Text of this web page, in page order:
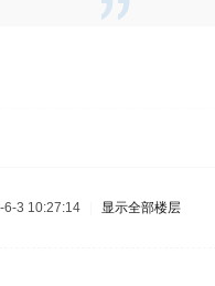
6-3 10:27:14 显示全部楼层